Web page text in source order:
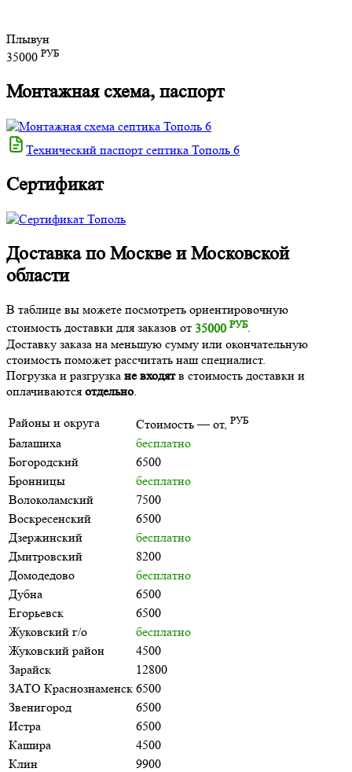
Плывун
35000 РУБ
Монтажная схема, паспорт
Технический паспорт септика Тополь 6
Сертификат
Доставка по Москве и Московской
области
В таблице вы можете посмотреть ориентировочную
стоимость доставки для заказов от 35000 РУБ.
Доставку заказа на меньшую сумму или окончательную
стоимость поможет рассчитать наш специалист.
Погрузка и разгрузка не входятв стоимость доставки и
оплачиваются отдельно.
Районы и округа Стоимость — от, РУБ
Балашиха
бесплатно
Богородский
6500
Бронницы
бесплатно
Волоколамский
7500
Воскресенский
6500
Дзержинский
бесплатно
Дмитровский
8200
Домодедово
бесплатно
Дубна
6500
Егорьевск
6500
Жуковский г/о
бесплатно
Жуковский район
4500
Зарайск
12800
ЗАТО Краснознаменск 6500
Звенигород
6500
Истра
6500
Кашира
4500
Клин
9900